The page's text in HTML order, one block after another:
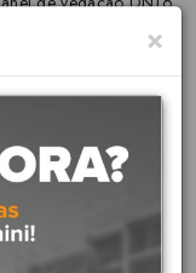
com tubos PEX
PEX com rosca de
DUR70 é fabricado
garante uma
×